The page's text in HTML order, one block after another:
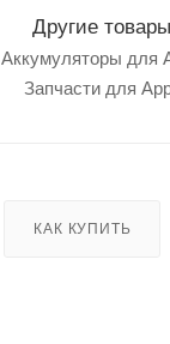
Другие
Аккумуляторы для
Запчасти для
КАК КУПИТЬ